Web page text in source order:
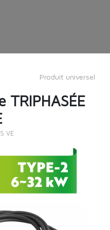
Produit universel
TRIPHASÉE
VE